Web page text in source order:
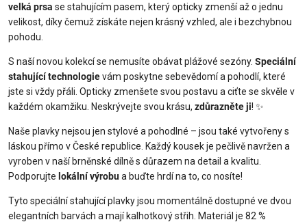
velká prsa se stahujícím pasem, který opticky zmenší až o jednu
velikost, díky čemuž získáte nejen krásný vzhled, ale i bezchybnou
pohodu.
S naší novou kolekcí se nemusíte obávat plážové sezóny. Speciální
stahující technologievám poskytne sebevědomí a pohodlí, které
jste si vždy přáli. Opticky zmenšete svou postavu a ciťte se skvěle v
každém okamžiku. Neskrývejte svou krásu, zdůrazněte ji! ✨
Naše plavky nejsou jen stylové a pohodlné – jsou také vytvořeny s
láskou přímo v České republice. Každý kousek je pečlivě navržen a
vyroben v naší brněnské dílně s důrazem na detail a kvalitu.
Podporujte lokální výrobua buďte hrdí na to, co nosíte!
Tyto speciální stahující plavky jsou momentálně dostupné ve dvou
elegantních barvách a mají kalhotkový střih. Materiál je 82 %